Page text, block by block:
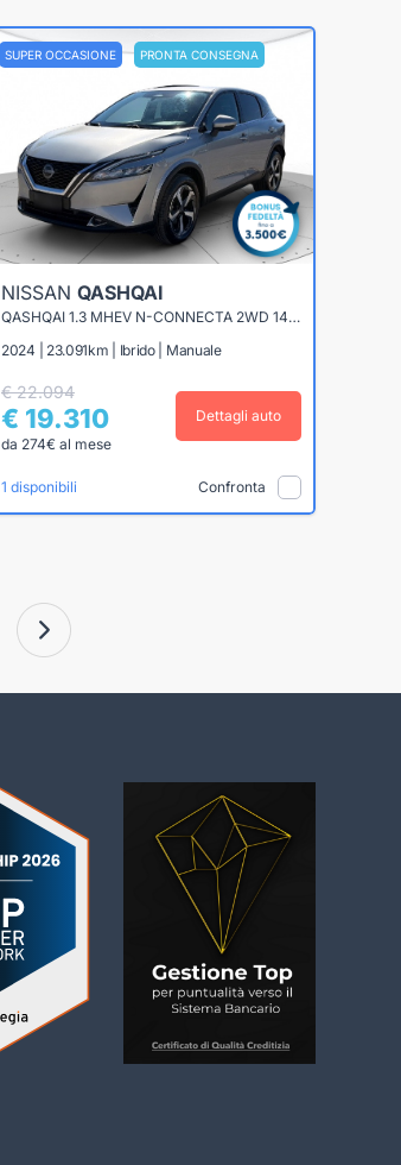
SUPER OCCASIONE PRONTA CONSEGNA
NISSAN QASHQAI
QASHQAI 1.3 MHEV N-CONNECTA 2WD 140CV
2024 | 23.091km | Ibrido | Manuale
€ 22.094
€ 19.310
da 274€ al mese
Dettagli auto
1 disponibili Confronta